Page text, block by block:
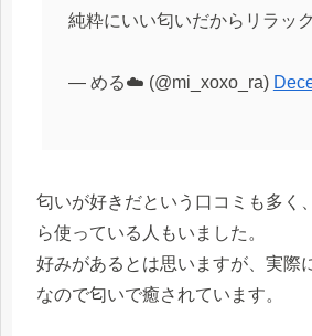
純粋にいい匂いだからリラッ
— める☁️ (@mi_xoxo_ra)
匂いが好きだという口コミも多く
ら使っている人もいました。
好みがあるとは思いますが、実際
なので匂いで癒されています。